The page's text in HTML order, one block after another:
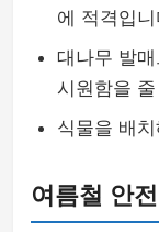
에 적격입
대나무 발
시원함을
식물을 배
여름철 안